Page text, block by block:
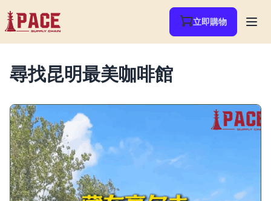
立即購物
尋找昆明最美咖啡館